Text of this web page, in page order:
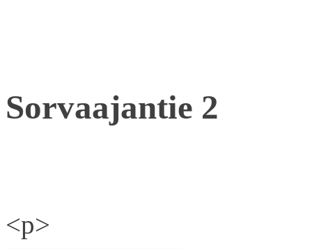
Sorvaajantie 2
<p>